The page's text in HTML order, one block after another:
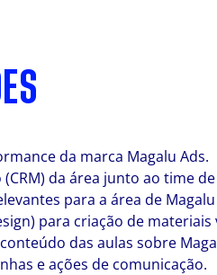
da marca Magalu Ads.
da área junto ao time
para a área de Magalu
para criação de
das aulas sobre
e ações de comunicação.